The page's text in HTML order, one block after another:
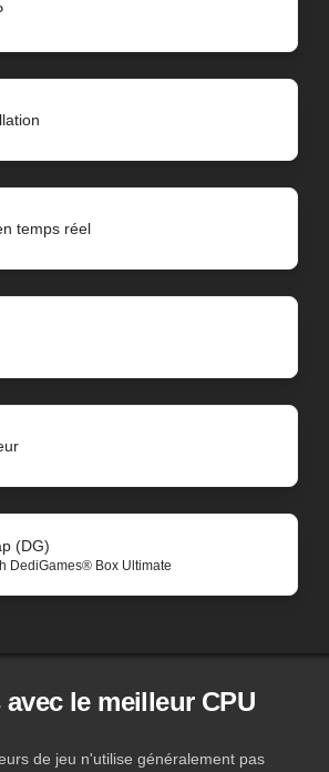
temps réel
(DG)
DediGames® Box Ultimate
avec le meilleur CPU
de jeu n'utilise généralement pas